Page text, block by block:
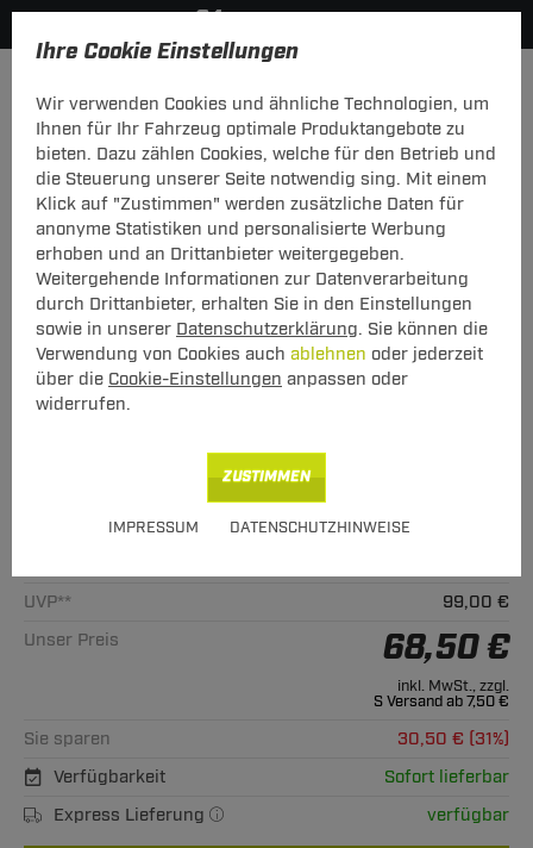
Ihre Cookie Einstellungen
Wir verwenden Cookies und ähnliche Technologien, um
Ihnen für Ihr Fahrzeug optimale Produktangebote zu
bieten. Dazu zählen Cookies, welche für den Betrieb und
die Steuerung unserer Seite notwendig sing. Mit einem
Klick auf "Zustimmen" werden zusätzliche Daten für
anonyme Statistiken und personalisierte Werbung
erhoben und an Drittanbieter weitergegeben.
Weitergehende Informationen zur Datenverarbeitung
durch Drittanbieter, erhalten Sie in den Einstellungen
sowie in unserer Datenschutzerklärung. Sie können die
Verwendung von Cookies auch ablehnen oder jederzeit
über die Cookie-Einstellungen anpassen oder
widerrufen.
IMPRESSUM DATENSCHUTZHINWEISE
ZUSTIMMEN
Hier geht's zur Fahrzeugübersicht: Mitsubishi Lancer Kombi
Elektrosatz 7-pol. von TowTec:
Mitsubishi Lancer Kombi TYP CS_W
Universeller 7-poliger Elektrosatz
Art.-Nr.
Hinweise beachten
UVP**
99,00 €
Unser Preis
68,50 €
inkl. MwSt., zzgl.
S Versand ab 7,50 €
Sie sparen
30,50 € (31%)
Verfügbarkeit
Sofort lieferbar
Express Lieferung
verfügbar